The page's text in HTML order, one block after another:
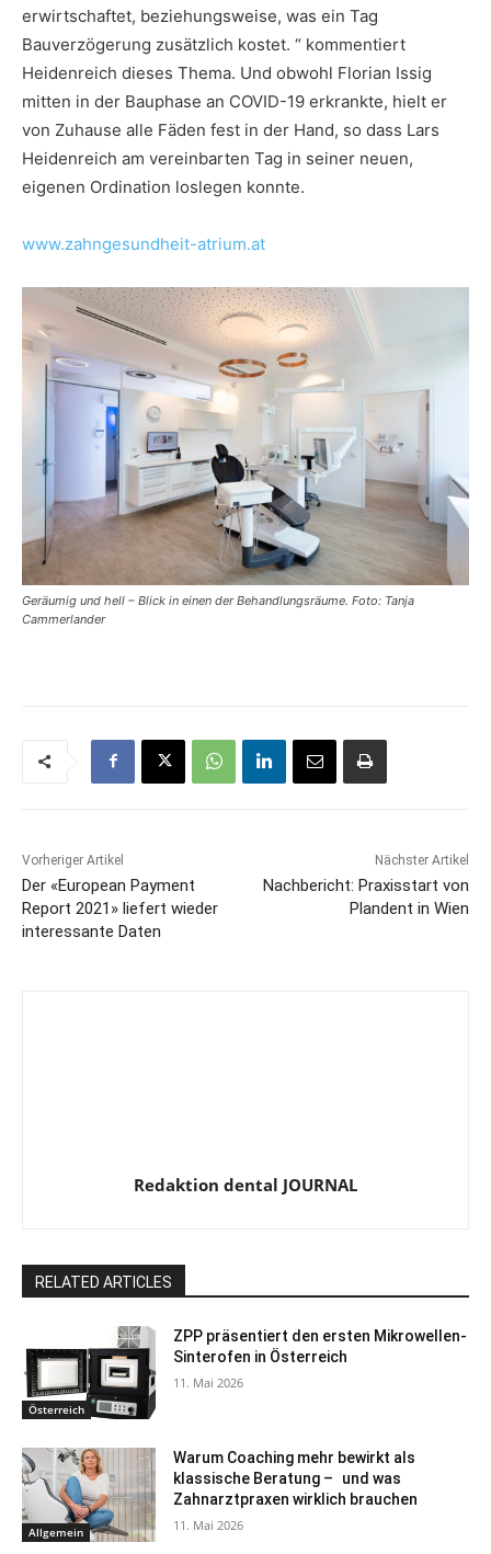
erwirtschaftet, beziehungsweise, was ein Tag
Bauverzögerung zusätzlich kostet. “ kommentiert
Heidenreich dieses Thema. Und obwohl Florian Issig
mitten in der Bauphase an COVID-19 erkrankte, hielt er
von Zuhause alle Fäden fest in der Hand, so dass Lars
Heidenreich am vereinbarten Tag in seiner neuen,
eigenen Ordination loslegen konnte.
www.zahngesundheit-atrium.at
Geräumig und hell – Blick in einen der Behandlungsräume. Foto: Tanja
Cammerlander
Vorheriger Artikel
Der «European Payment
Report 2021» liefert wieder
interessante Daten
Nächster Artikel
Nachbericht: Praxisstart von
Plandent in Wien
Redaktion dental JOURNAL
RELATED ARTICLES
Österreich
ZPP präsentiert den ersten Mikrowellen-
Sinterofen in Österreich
11. Mai 2026
Allgemein
Warum Coaching mehr bewirkt als
klassische Beratung – und was
Zahnarztpraxen wirklich brauchen
11. Mai 2026